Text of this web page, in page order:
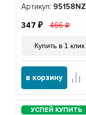
Артикул: 95158NZ
347 466
Купить в 1 клик
в корзину